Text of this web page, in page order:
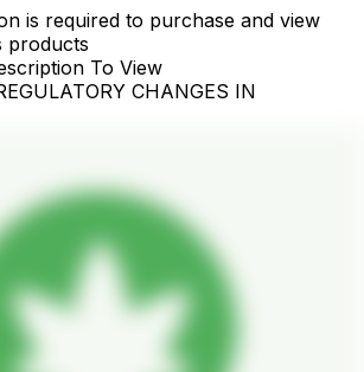
is required to purchase and view
products
To View
CHANGES IN